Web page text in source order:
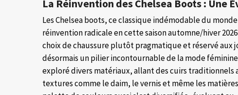
La Réinvention des Chelsea Boots : Une
Les Chelsea boots, ce classique indémodable du
réinvention radicale en cette saison automne/hiver
choix de chaussure plutôt pragmatique et réservé aux
désormais un pilier incontournable de la mode
exploré divers matériaux, allant des cuirs traditionnels
textures comme le daim, le vernis et même les